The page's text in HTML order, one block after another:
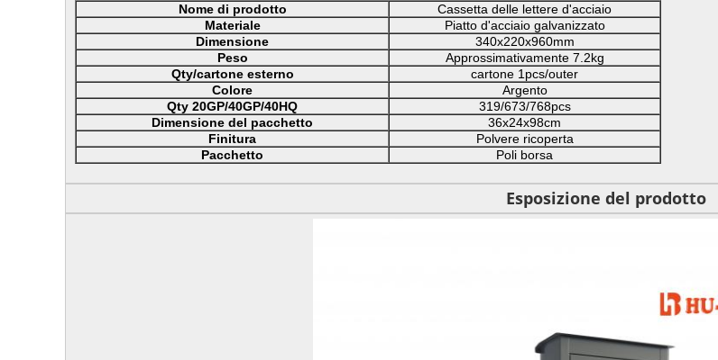
Nome di prodotto
Cassetta delle lettere d'acciaio
Materiale
Piatto d'acciaio galvanizzato
Dimensione
340x220x960mm
Peso
Approssimativamente 7.2kg
Qty/cartone esterno
cartone 1pcs/outer
Colore
Argento
Qty 20GP/40GP/40HQ
319/673/768pcs
Dimensione del pacchetto
36x24x98cm
Finitura
Polvere ricoperta
Pacchetto
Poli borsa
Esposizione del prodotto